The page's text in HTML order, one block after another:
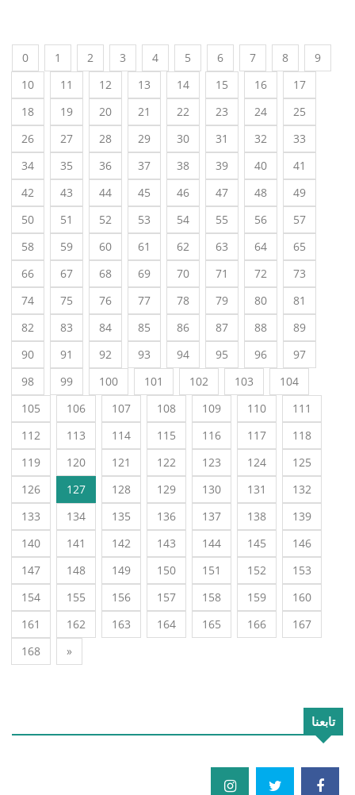
0 1 2 3 4 5 6 7 8
9
10
11 12 13 14 15 16
17
18
19 20 21 22 23 24
25
26
27 28 29 30 31 32
33
34
35 36 37 38 39 40
41
42
43 44 45 46 47 48
49
50
51 52 53 54 55 56
57
58
59 60 61 62 63 64
65
66
67 68 69 70 71 72
73
74
75 76 77 78 79 80
81
82
83 84 85 86 87 88
89
90
91 92 93 94 95 96
97
98
99 100 101 102 103
104
105
106 107 108 109 110
111
112
113 114 115 116 117
118
119
120 121 122 123 124
125
126
127 128 129 130 131
132
133
134 135 136 137 138
139
140
141 142 143 144 145
146
147
148 149 150 151 152
153
154
155 156 157 158 159
160
161
162 163 164 165 166
167
168
»
تابعنا